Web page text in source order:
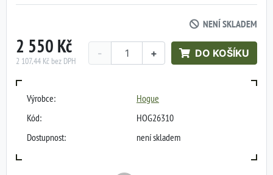
NENÍ SKLADEM
2 550 Kč
2 107,44 Kč bez DPH
+
- DO KOŠÍKU
Výrobce:
Hogue
Kód:
HOG26310
Dostupnost:
není skladem